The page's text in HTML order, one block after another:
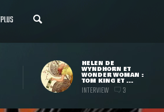
PLUS
HELEN DE
WYNDHORN ET
WONDER WOMAN :
TOM KING ET ...
INTERVIEW 3